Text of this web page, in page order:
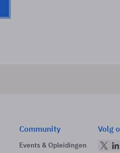
Community
Events & Opleidingen
Volg